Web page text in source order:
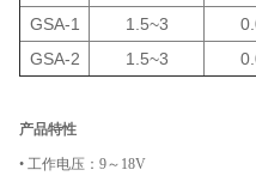
GSA-1 1.5~3
GSA-2
1.5~3
产品特性
• 工作电压：9～18V